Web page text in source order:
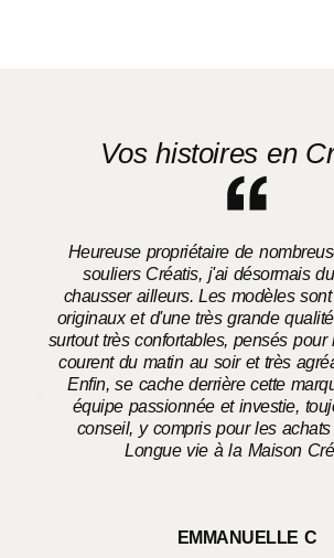
Vos histoires en
Heureuse propriétaire de
souliers Créatis, j'ai désormais
chausser ailleurs. Les modèles
originaux et d'une très grande
surtout très confortables, pensés
courent du matin au soir et très
Enfin, se cache derrière cette
équipe passionnée et investie,
conseil, y compris pour les
Longue vie à la Maison
EMMANUELLE C